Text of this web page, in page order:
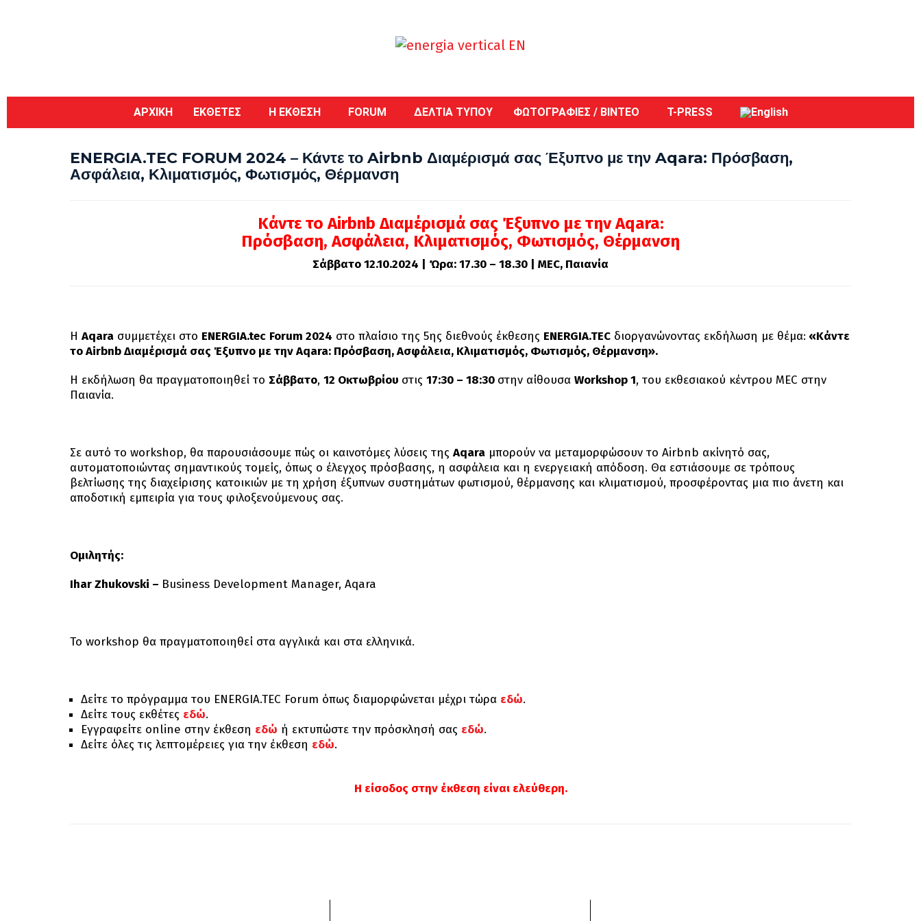
ΑΡΧΙΚΗ ΕΚΘΕΤΕΣ Η ΕΚΘΕΣΗ FORUM ΔΕΛΤΙΑ ΤΥΠΟΥ ΦΩΤΟΓΡΑΦΙΕΣ / ΒΙΝΤΕΟ T-PRESS
ENERGIA.TEC FORUM 2024 – Κάντε το Airbnb Διαμέρισμά σας Έξυπνο με την Aqara: Πρόσβαση,
Ασφάλεια, Κλιματισμός, Φωτισμός, Θέρμανση
Κάντε το Airbnb Διαμέρισμά σας Έξυπνο με την Aqara:
Πρόσβαση, Ασφάλεια, Κλιματισμός, Φωτισμός, Θέρμανση
Σάββατο 12.10.2024 | Ώρα: 17.30 – 18.30 | MEC, Παιανία
Η Aqara συμμετέχει στο ENERGIA.tec Forum 2024 στο πλαίσιο της 5ης διεθνούς έκθεσης ENERGIA.TEC διοργανώνοντας εκδήλωση με θέμα: «Κάντε
το Airbnb Διαμέρισμά σας Έξυπνο με την Aqara: Πρόσβαση, Ασφάλεια, Κλιματισμός, Φωτισμός, Θέρμανση».
Η εκδήλωση θα πραγματοποιηθεί το Σάββατο, 12 Οκτωβρίου στις 17:30 – 18:30 στην αίθουσα Workshop 1, του εκθεσιακού κέντρου MEC στην
Παιανία.
Σε αυτό το workshop, θα παρουσιάσουμε πώς οι καινοτόμες λύσεις της Aqara μπορούν να μεταμορφώσουν το Airbnb ακίνητό σας,
αυτοματοποιώντας σημαντικούς τομείς, όπως ο έλεγχος πρόσβασης, η ασφάλεια και η ενεργειακή απόδοση. Θα εστιάσουμε σε τρόπους
βελτίωσης της διαχείρισης κατοικιών με τη χρήση έξυπνων συστημάτων φωτισμού, θέρμανσης και κλιματισμού, προσφέροντας μια πιο άνετη και
αποδοτική εμπειρία για τους φιλοξενούμενους σας.
Ομιλητής:
Ihar Zhukovski – Business Development Manager, Aqara
Το workshop θα πραγματοποιηθεί στα αγγλικά και στα ελληνικά.
Δείτε το πρόγραμμα του ENERGIA.TEC Forum όπως διαμορφώνεται μέχρι τώρα εδώ.
Δείτε τους εκθέτες εδώ.
Εγγραφείτε online στην έκθεση εδώ ή εκτυπώστε την πρόσκλησή σας εδώ.
Δείτε όλες τις λεπτομέρειες για την έκθεση εδώ.
Η είσοδος στην έκθεση είναι ελεύθερη.